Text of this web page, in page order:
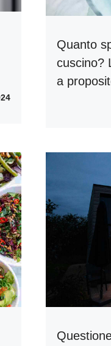
Quanto
cuscino?
a